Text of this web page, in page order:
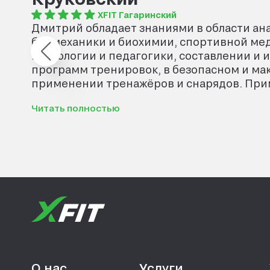
XFIT Гагаринский
Дмитрий обладает знаниями в области
биомеханики и биохимии, спортивной
психологии и педагогики, составлении и
программ тренировок, в безопасном и
применении тренажёров и снарядов.
соревновательного уровня. Рекомендую
Читать полностью